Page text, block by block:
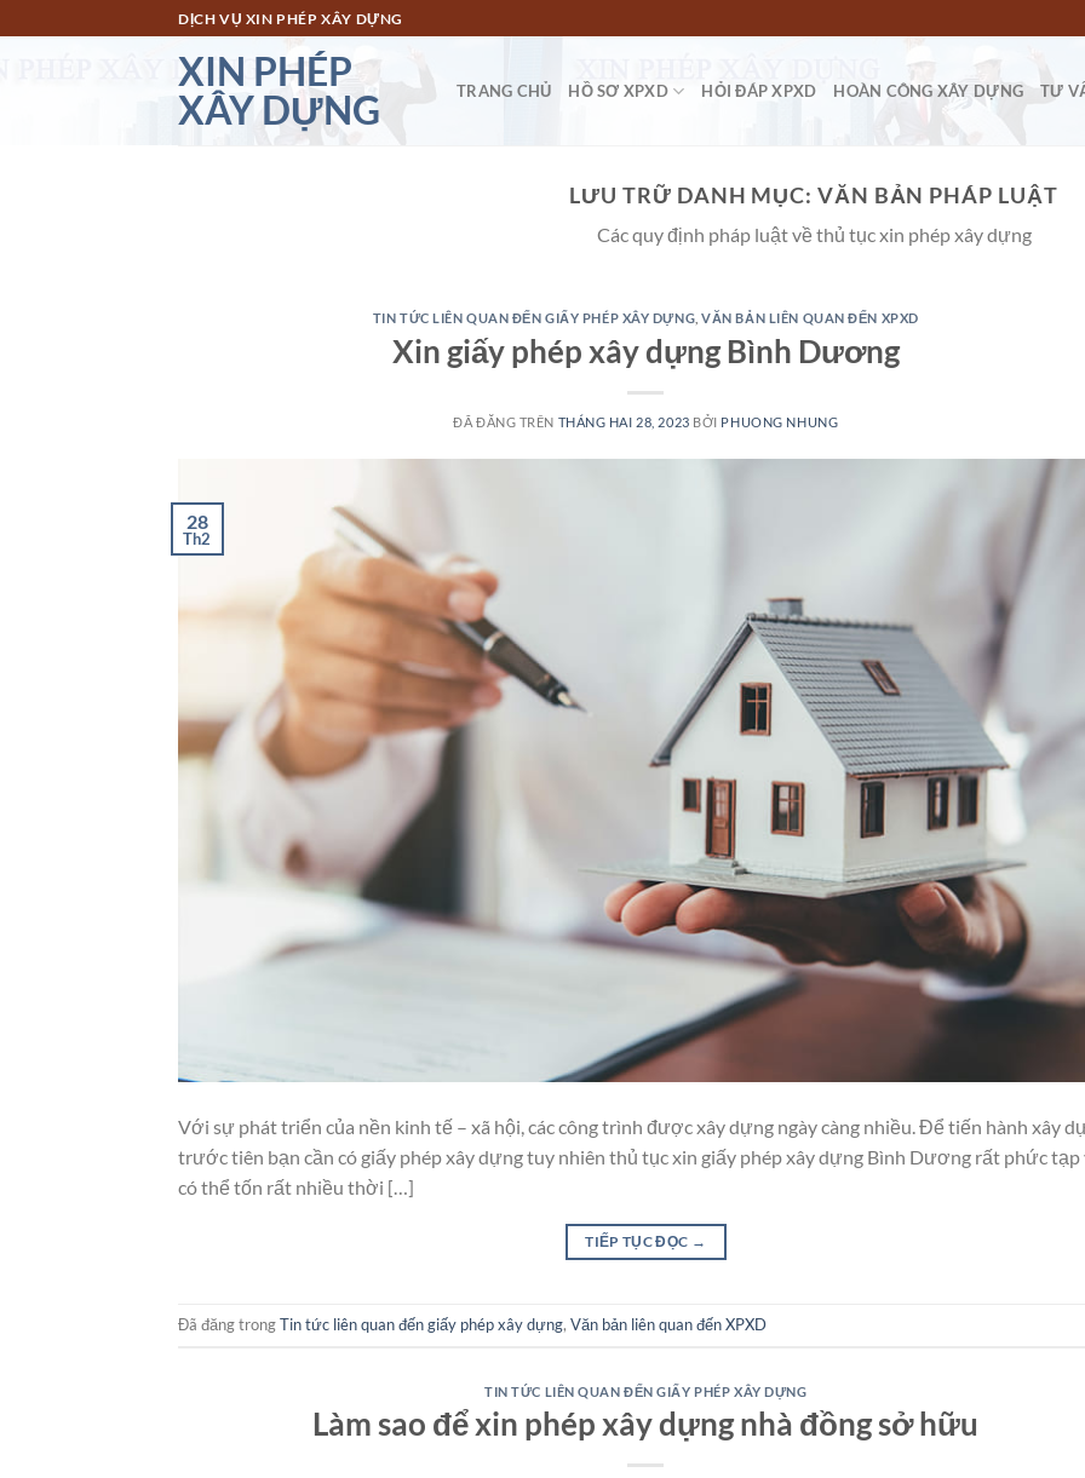
đến
DỊCH VỤ XIN PHÉP XÂY DỰNG
XIN PHÉP
XÂY DỰNG
TRANG CHỦ HỒ SƠ XPXD HỎI ĐÁP XPXD HOÀN CÔNG XÂY DỰNG TƯ
LƯU TRỮ DANH MỤC: VĂN BẢN PHÁP LUẬT
Các quy định pháp luật về thủ tục xin phép xây dựng
TIN TỨC LIÊN QUAN ĐẾN GIẤY PHÉP XÂY DỰNG ,VĂN BẢN LIÊN QUAN ĐẾN XPXD
Xin giấy phép xây dựng Bình Dương
ĐÃ ĐĂNG TRÊN THÁNG HAI 28, 2023 BỞI PHUONG NHUNG
28
Th2
Với sự phát triển của nền kinh tế – xã hội, các công trình được xây dựng ngày càng nhiều. Để tiến hành xây
trước tiên bạn cần có giấy phép xây dựng tuy nhiên thủ tục xin giấy phép xây dựng Bình Dương rất phức tạp
có thể tốn rất nhiều thời […]
TIẾP TỤC ĐỌC →
Đã đăng trongTin tức liên quan đến giấy phép xây dựng, Văn bản liên quan đến XPXD
TIN TỨC LIÊN QUAN ĐẾN GIẤY PHÉP XÂY DỰNG
Làm sao để xin phép xây dựng nhà đồng sở hữu